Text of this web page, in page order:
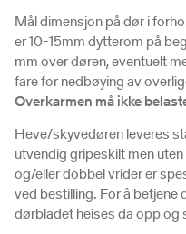
Mål dimensjon på dør i
er 10-15mm dytterom på
mm over døren, eventuelt
fare for nedbøying av
Overkarmen må ikke
Heve/skyvedøren leveres
utvendig gripeskilt men
og/eller dobbel vrider er
ved bestilling. For å betjene
dørbladet heises da opp og